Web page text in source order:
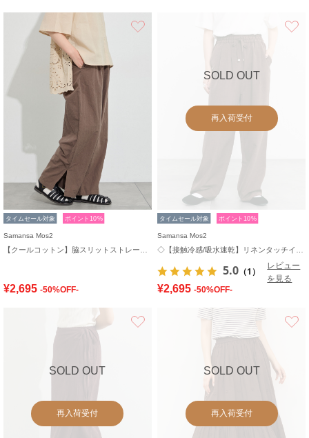
タイムセール対象 ポイント10%
Samansa Mos2
¥2,695 -50%OFF-
SOLD OUT
再入荷受付
タイムセール対象 ポイント10%
Samansa Mos2
5.0 （1）
レビュー
を見る
¥2,695 -50%OFF-
SOLD OUT
再入荷受付
SOLD OUT
再入荷受付